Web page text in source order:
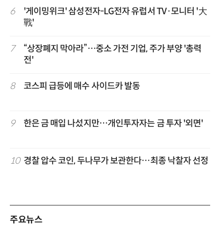
6
'게이밍위크' 삼성전자-LG전자 유럽서 TV·모니터 '大
戰'
7
“상장폐지 막아라”…중소 가전 기업, 주가 부양 '총력
전'
8 코스피 급등에 매수 사이드카 발동
9 한은 금 매입 나섰지만…개인투자자는 금 투자 '외면'
10 경찰 압수 코인, 두나무가 보관한다…최종 낙찰자 선정
주요뉴스